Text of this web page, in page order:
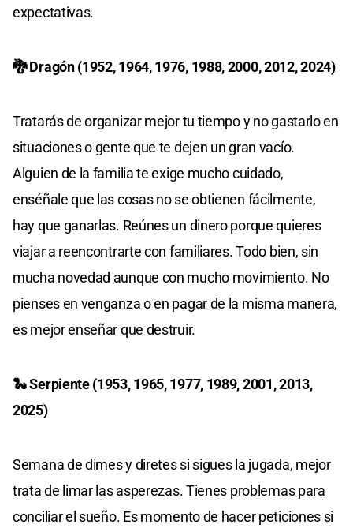
expectativas.
🐉 Dragón (1952, 1964, 1976, 1988, 2000, 2012, 2024)
Tratarás de organizar mejor tu tiempo y no gastarlo en
situaciones o gente que te dejen un gran vacío.
Alguien de la familia te exige mucho cuidado,
enséñale que las cosas no se obtienen fácilmente,
hay que ganarlas. Reúnes un dinero porque quieres
viajar a reencontrarte con familiares. Todo bien, sin
mucha novedad aunque con mucho movimiento. No
pienses en venganza o en pagar de la misma manera,
es mejor enseñar que destruir.
🐍 Serpiente (1953, 1965, 1977, 1989, 2001, 2013,
2025)
Semana de dimes y diretes si sigues la jugada, mejor
trata de limar las asperezas. Tienes problemas para
conciliar el sueño. Es momento de hacer peticiones si